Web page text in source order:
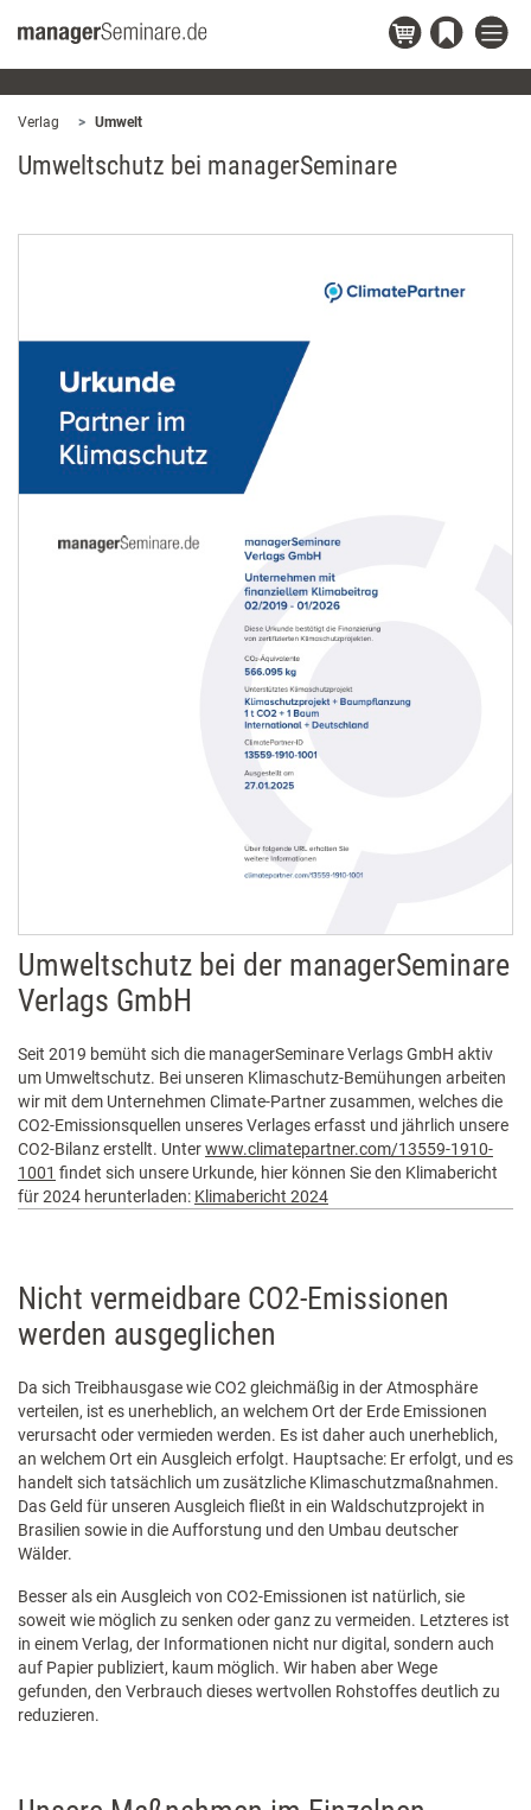
Verlag Umwelt
Umweltschutz bei managerSeminare
Umweltschutz bei der managerSeminare
Verlags GmbH
Seit 2019 bemüht sich die managerSeminare Verlags GmbH aktiv
um Umweltschutz. Bei unseren Klimaschutz-Bemühungen arbeiten
wir mit dem Unternehmen Climate-Partner zusammen, welches die
CO2-Emissionsquellen unseres Verlages erfasst und jährlich unsere
CO2-Bilanz erstellt. Unterwww.climatepartner.com/13559-1910-
1001 findet sich unsere Urkunde, hier können Sie den Klimabericht
für 2024 herunterladen: Klimabericht 2024
Nicht vermeidbare CO2-Emissionen
werden ausgeglichen
Da sich Treibhausgase wie CO2 gleichmäßig in der Atmosphäre
verteilen, ist es unerheblich, an welchem Ort der Erde Emissionen
verursacht oder vermieden werden. Es ist daher auch unerheblich,
an welchem Ort ein Ausgleich erfolgt. Hauptsache: Er erfolgt, und es
handelt sich tatsächlich um zusätzliche Klimaschutzmaßnahmen.
Das Geld für unseren Ausgleich fließt in ein Waldschutzprojekt in
Brasilien sowie in die Aufforstung und den Umbau deutscher
Wälder.
Besser als ein Ausgleich von CO2-Emissionen ist natürlich, sie
soweit wie möglich zu senken oder ganz zu vermeiden. Letzteres ist
in einem Verlag, der Informationen nicht nur digital, sondern auch
auf Papier publiziert, kaum möglich. Wir haben aber Wege
gefunden, den Verbrauch dieses wertvollen Rohstoffes deutlich zu
reduzieren.